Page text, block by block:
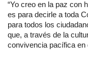
“Yo creo en la paz con
es para decirle a toda
para todos los
que, a través de la
convivencia pacífica en